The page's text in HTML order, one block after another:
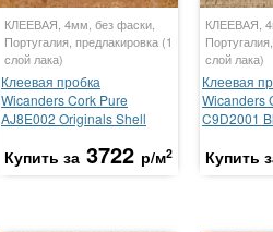
КЛЕЕВАЯ, 4мм, без фаски,
Португалия, предлакировка (1
слой лака)
Клеевая пробка
Wicanders Cork Pure
AJ8E002 Originals Shell
Купить за 3722 р/м2
КЛЕЕВАЯ,
слой лака)
Клеевая
Wicanders
C9D2001
Купить